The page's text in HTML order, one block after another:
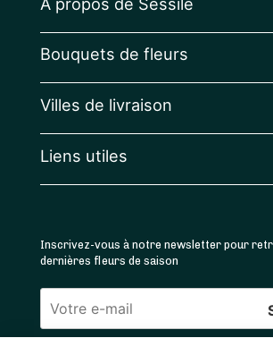
Bouquets de fleurs
Villes de livraison
Liens utiles
Inscrivez-vous à notre newsletter pour
dernières fleurs de saison
Veuillez